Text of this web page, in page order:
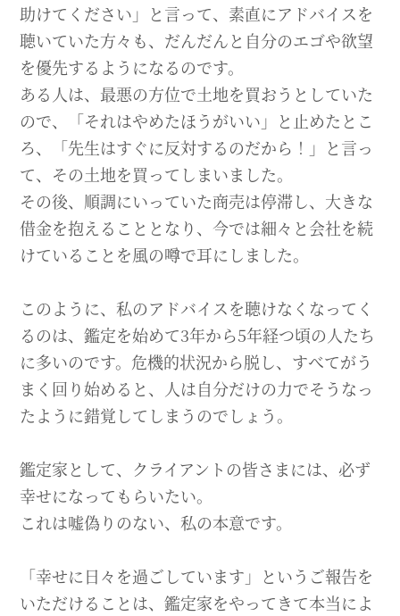
助けてください」と言って、素直にアドバイスを
聴いていた方々も、だんだんと自分のエゴや欲望
を優先するようになるのです。
ある人は、最悪の方位で土地を買おうとしていた
ので、「それはやめたほうがいい」と止めたとこ
ろ、「先生はすぐに反対するのだから！」と言っ
て、その土地を買ってしまいました。
その後、順調にいっていた商売は停滞し、大きな
借金を抱えることとなり、今では細々と会社を続
けていることを風の噂で耳にしました。
このように、私のアドバイスを聴けなくなってく
るのは、鑑定を始めて3年から5年経つ頃の人たち
に多いのです。危機的状況から脱し、すべてがう
まく回り始めると、人は自分だけの力でそうなっ
たように錯覚してしまうのでしょう。
鑑定家として、クライアントの皆さまには、必ず
幸せになってもらいたい。
これは嘘偽りのない、私の本意です。
「幸せに日々を過ごしています」というご報告を
いただけることは、鑑定家をやってきて本当によ